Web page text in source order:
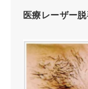
医療レーザー